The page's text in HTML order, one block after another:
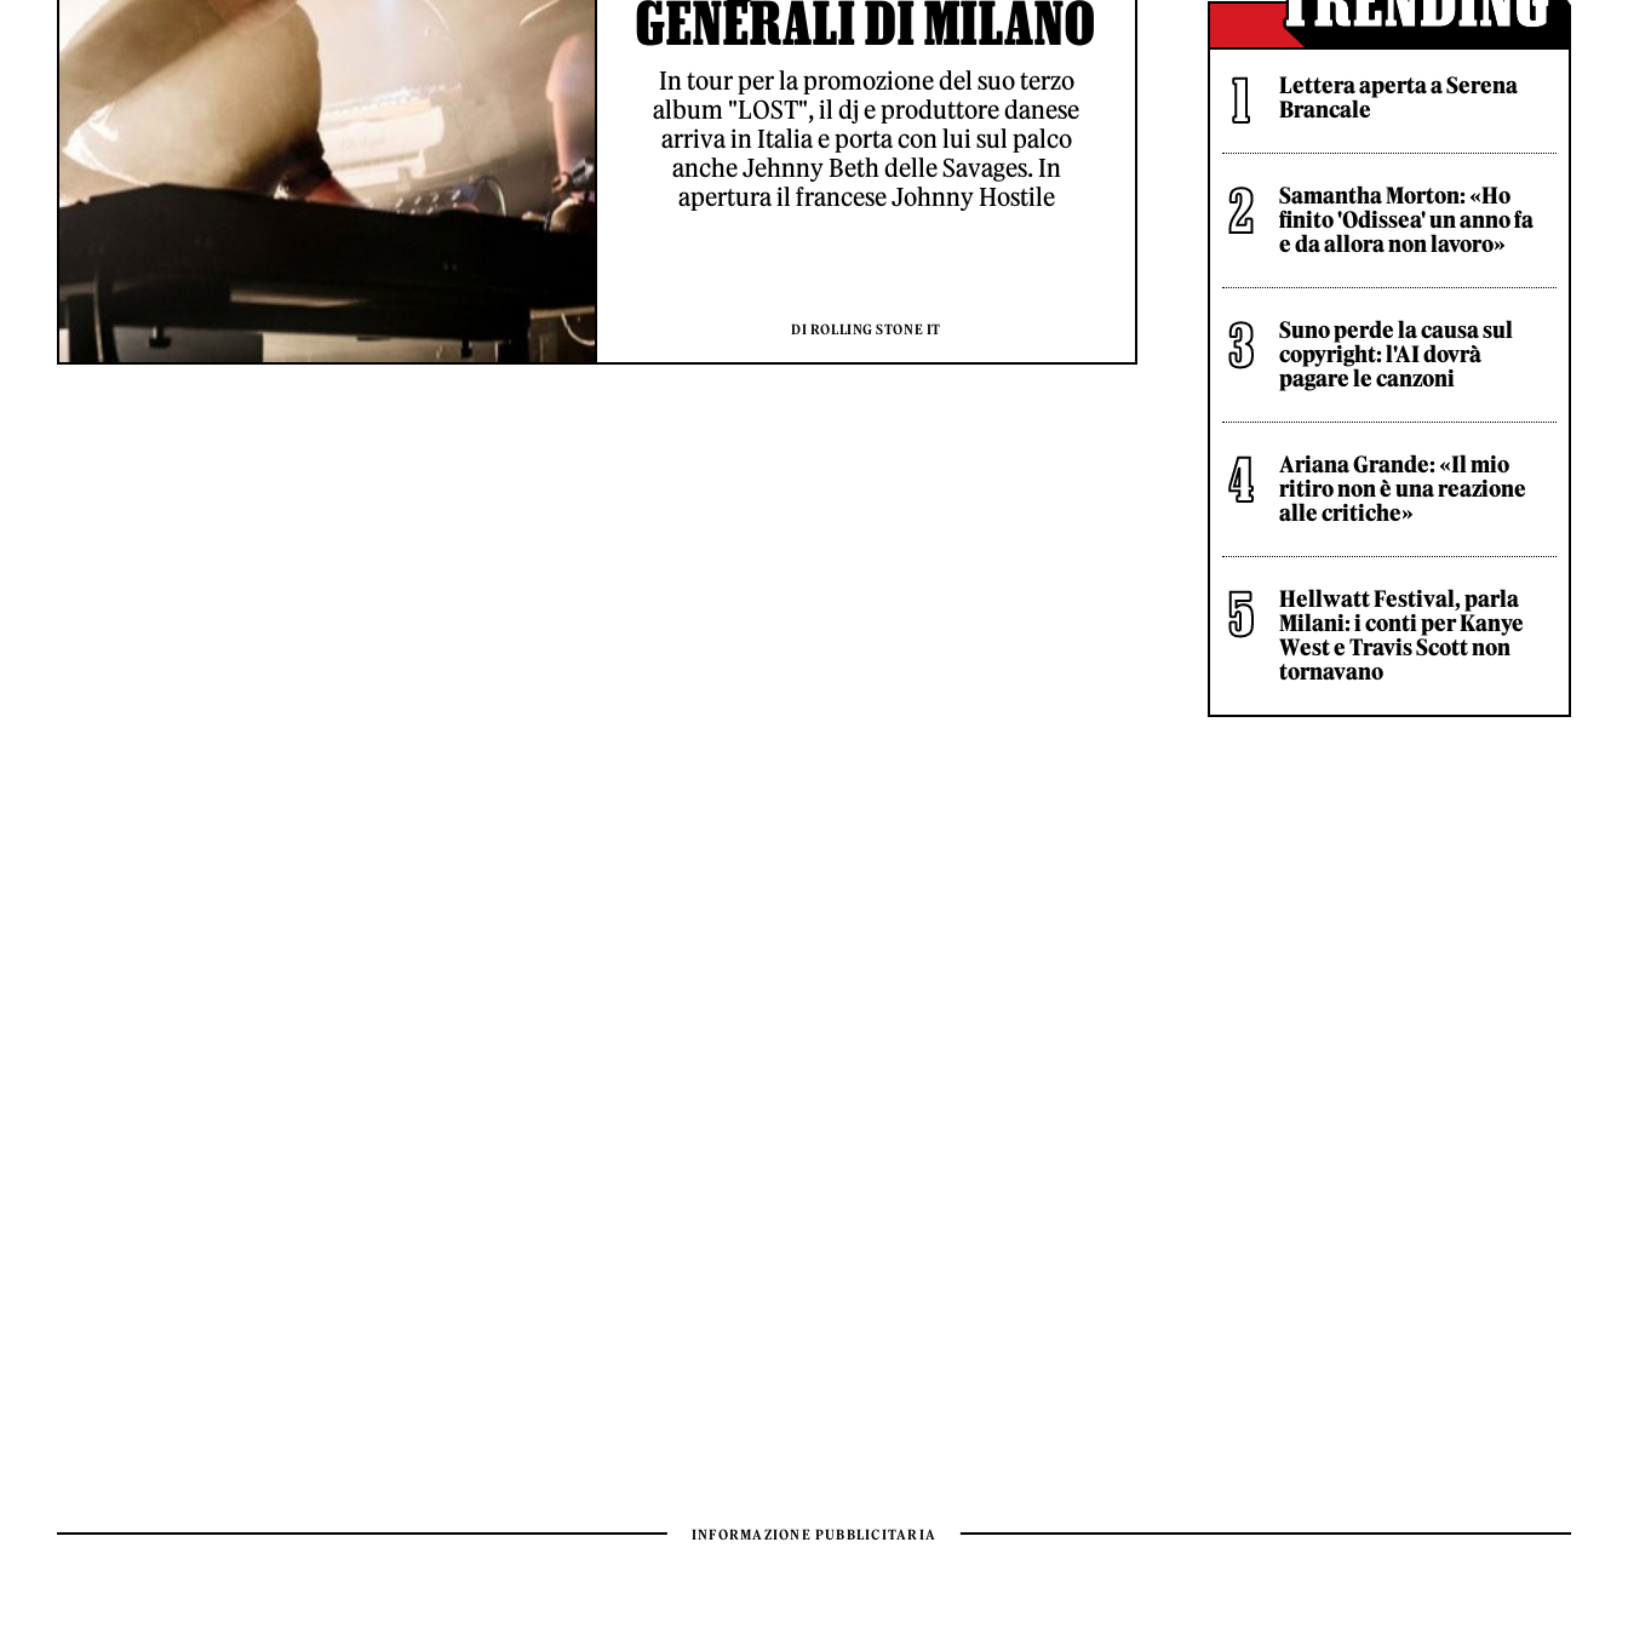
GENERALI DI MILANO
In tour per la promozione del suo terzo
album "LOST", il dj e produttore danese
arriva in Italia e porta con lui sul palco
anche Jehnny Beth delle Savages. In
apertura il francese Johnny Hostile
DI ROLLING STONE IT
Lettera aperta a Serena
Brancale
Samantha Morton: «Ho
finito 'Odissea' un anno fa
e da allora non lavoro»
Suno perde la causa sul
copyright: l'AI dovrà
pagare le canzoni
Ariana Grande: «Il mio
ritiro non è una reazione
alle critiche»
Hellwatt Festival, parla
Milani: i conti per Kanye
West e Travis Scott non
tornavano